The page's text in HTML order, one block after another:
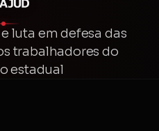
luta em defesa das
trabalhadores do
estadual